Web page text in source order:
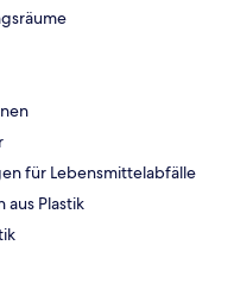
für Lebensmittelabfälle
aus Plastik